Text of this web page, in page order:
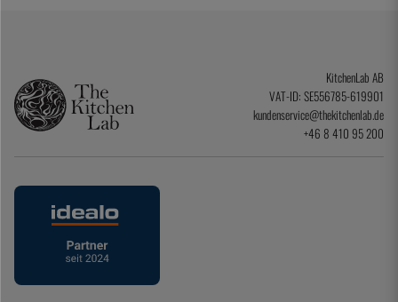
KitchenLab AB
VAT-ID: SE556785-619901
kundenservice@thekitchenlab.de
+46 8 410 95 200